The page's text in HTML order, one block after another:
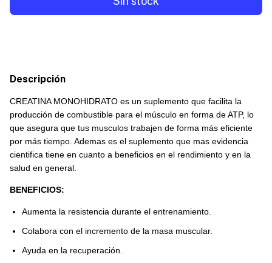
Descripción
CREATINA MONOHIDRATO es un suplemento que facilita la
producción de combustible para el músculo en forma de ATP, lo
que asegura que tus musculos trabajen de forma más eficiente
por más tiempo. Ademas es el suplemento que mas evidencia
cientifica tiene en cuanto a beneficios en el rendimiento y en la
salud en general.
BENEFICIOS:
Aumenta la resistencia durante el entrenamiento.
Colabora con el incremento de la masa muscular.
Ayuda en la recuperación.